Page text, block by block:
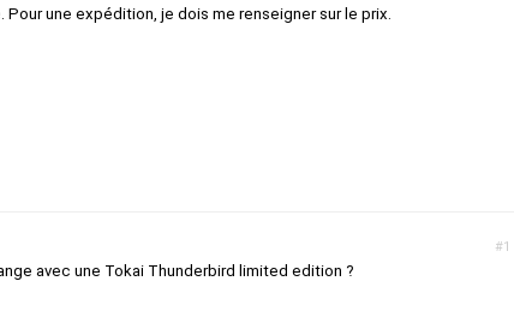
une expédition, je dois me renseigner sur le prix.
#1
avec une Tokai Thunderbird limited edition ?